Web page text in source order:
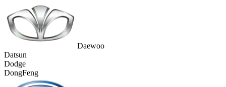
Daewoo
Datsun
Dodge
DongFeng